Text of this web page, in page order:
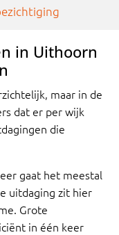
in Uithoorn
maar in de
dat er per wijk
die
gaat het meestal
uitdaging zit hier
Grote
in één keer